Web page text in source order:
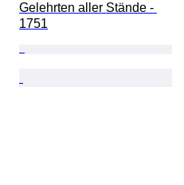
Gelehrten aller Stände -
1751